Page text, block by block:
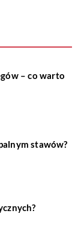
– co warto
stawów?